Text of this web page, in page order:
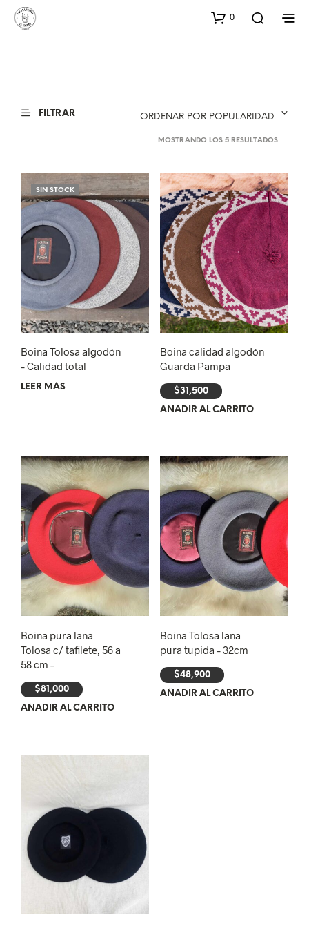
0
FILTRAR ORDENAR POR POPULARIDAD
MOSTRANDO LOS 5 RESULTADOS
SIN STOCK
Boina Tolosa algodón
– Calidad total
LEER MÁS
Boina calidad algodón
Guarda Pampa
$31,500
AÑADIR AL CARRITO
Boina pura lana
Tolosa c/ tafilete, 56 a
58 cm –
$81,000
AÑADIR AL CARRITO
Boina Tolosa lana
pura tupida – 32cm
$48,900
AÑADIR AL CARRITO